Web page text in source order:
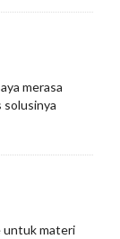
merasa
solusinya
untuk materi